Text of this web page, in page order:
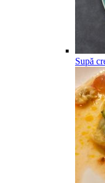
Supă